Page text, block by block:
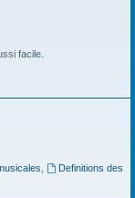
facile.
Definitions des